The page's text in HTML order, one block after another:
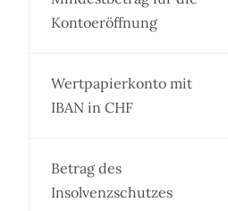
Kontoeröffnung
Wertpapierkonto mit
IBAN in CHF
Betrag des
Insolvenzschutzes